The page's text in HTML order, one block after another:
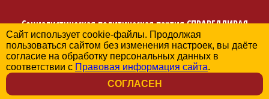
Социалистическая политическая партияСПРАВЕДЛИВАЯ
РОССИЯ
Региональное отделение партии в Свердловской области
© 2006-2026
Политика в отношении обработки персональных данных
Сайт использует cookie-файлы. Продолжая
пользоваться сайтом без изменения настроек, вы даёте
согласие на обработку персональных данных в
соответствии с Правовая информация сайта.
СОГЛАСЕН